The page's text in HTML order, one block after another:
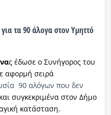
τα 90 άλογα στον Υμηττό
ς έδωσε ο Συνήγορος του
αφορμή σειρά
90 αλόγων που δεν
συγκεκριμένα στον Δήμο
κατάσταση.